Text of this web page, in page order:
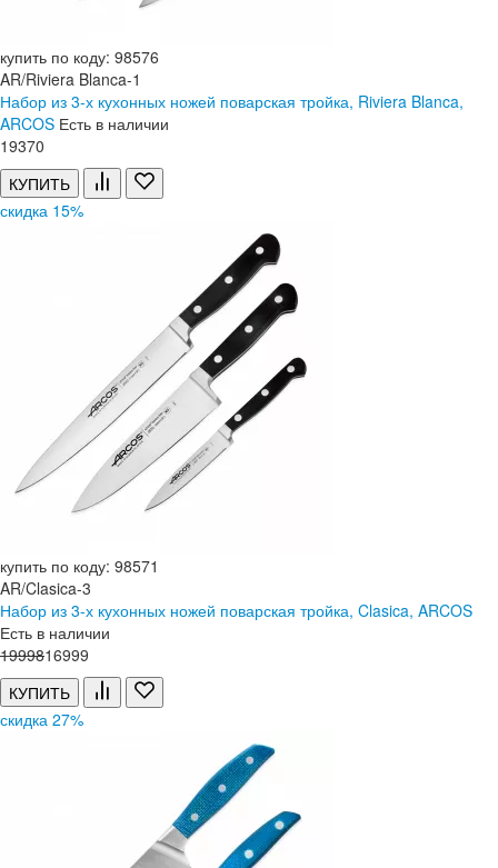
купить по коду: 98576
AR/Riviera Blanca-1
Набор из 3-х кухонных ножей поварская тройка, Riviera Blanca,
ARCOS Есть в наличии
19370
КУПИТЬ
скидка 15%
купить по коду: 98571
AR/Clasica-3
Набор из 3-х кухонных ножей поварская тройка, Clasica, ARCOS
Есть в наличии
1999816999
КУПИТЬ
скидка 27%